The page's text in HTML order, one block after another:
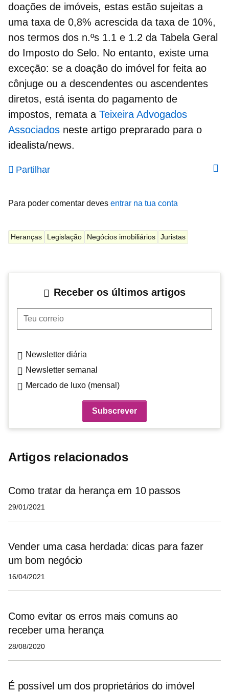
doações de imóveis, estas estão sujeitas a
uma taxa de 0,8% acrescida da taxa de 10%,
nos termos dos n.ºs 1.1 e 1.2 da Tabela Geral
do Imposto do Selo. No entanto, existe uma
exceção: se a doação do imóvel for feita ao
cônjuge ou a descendentes ou ascendentes
diretos, está isenta do pagamento de
impostos, remata a Teixeira Advogados
Associados neste artigo preprarado para o
idealista/news.
Partilhar
Para poder comentar deves entrar na tua conta
Heranças Legislação Negócios imobiliários Juristas
Receber os últimos artigos
Teu correio
Newsletter diária
Newsletter semanal
Mercado de luxo (mensal)
Artigos relacionados
Como tratar da herança em 10 passos
29/01/2021
Vender uma casa herdada: dicas para fazer
um bom negócio
16/04/2021
Como evitar os erros mais comuns ao
receber uma herança
28/08/2020
É possível um dos proprietários do imóvel